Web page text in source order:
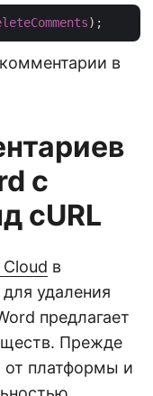
в
с
cURL
в
удаления
предлагает
Прежде
от платформы и